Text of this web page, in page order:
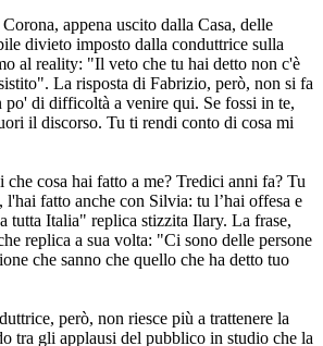
appena uscito dalla Casa, delle
divieto imposto dalla conduttrice sulla
al reality: "Il veto che tu hai detto non c'è
La risposta di Fabrizio, però, non si fa
po' di difficoltà a venire qui. Se fossi in te,
il discorso. Tu ti rendi conto di cosa mi
cosa hai fatto a me? Tredici anni fa? Tu
fatto anche con Silvia: tu l’hai offesa e
tutta Italia" replica stizzita Ilary. La frase,
replica a sua volta: "Ci sono delle persone
che sanno che quello che ha detto tuo
però, non riesce più a trattenere la
tra gli applausi del pubblico in studio che la